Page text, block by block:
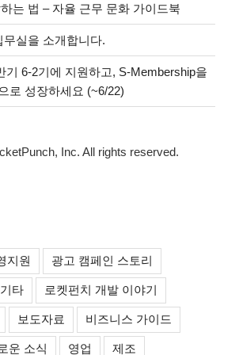
는 법 – 자율 근무 문화 가이드북
실을 소개합니다.
기 6-2기에 지원하고, S-Membership을
로 성장하세요 (~6/22)
Inc. All rights reserved.
지원 광고 캠페인 스토리
기타 로켓펀치 개발 이야기
보도자료 비즈니스 가이드
운 소식 영업 제조